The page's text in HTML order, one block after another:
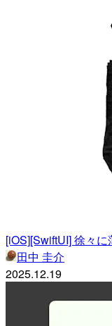
[iOS][SwiftUI] 徐々
田中 圭介
2025.12.19